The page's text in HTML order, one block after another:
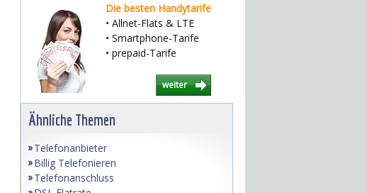
Die besten Handytarife
• Allnet-Flats & LTE
• Smartphone-Tarife
• prepaid-Tarife
weiter
Ähnliche Themen
Telefonanbieter
Billig Telefonieren
Telefonanschluss